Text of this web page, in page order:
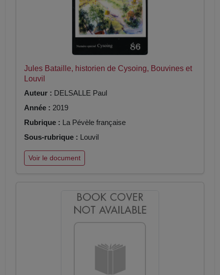
Jules Bataille, historien de Cysoing, Bouvines et
Louvil
Auteur : DELSALLE Paul
Année : 2019
Rubrique : La Pévèle française
Sous-rubrique : Louvil
Voir le document